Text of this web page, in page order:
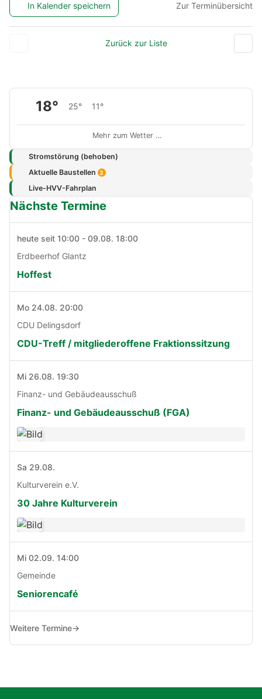
In Kalender speichern Zur Terminübersicht
Zurück zur Liste
18° 25° 11°
Mehr zum Wetter …
Stromstörung (behoben)
Aktuelle Baustellen 3
Live-HVV-Fahrplan
Nächste Termine
heute seit 10:00 - 09.08. 18:00
Erdbeerhof Glantz
Hoffest
Mo 24.08. 20:00
CDU Delingsdorf
CDU-Treff / mitgliederoffene Fraktionssitzung
Mi 26.08. 19:30
Finanz- und Gebäudeausschuß
Finanz- und Gebäudeausschuß (FGA)
Sa 29.08.
Kulturverein e.V.
30 Jahre Kulturverein
Mi 02.09. 14:00
Gemeinde
Seniorencafé
Weitere Termine→